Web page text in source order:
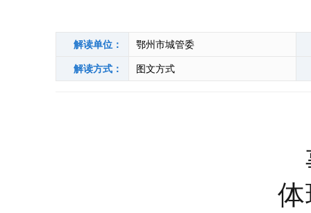
解读单位： 鄂州市城管委
解读方式： 图文方式